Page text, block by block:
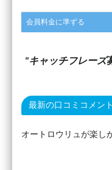
会員料金に準ずる
キャッチフレーズ
最新の口コミコメント
オートロウリュが楽し